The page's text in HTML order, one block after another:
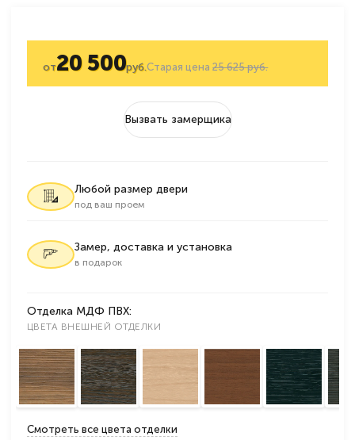
Старая цена25 625 руб.
от20 500руб.
Вызвать замерщика
Любой размер двери
под ваш проем
Замер, доставка и установка
в подарок
Отделка МДФ ПВХ:
ЦВЕТА ВНЕШНЕЙ ОТДЕЛКИ
Смотреть все цвета отделки